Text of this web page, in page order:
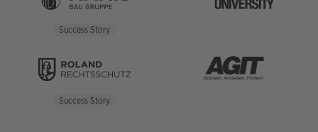
Success Story
Success Story